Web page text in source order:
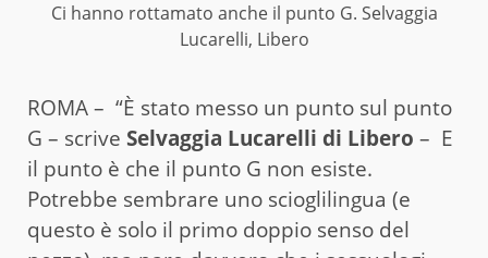
Ci hanno rottamato anche il punto G. Selvaggia
Lucarelli, Libero
ROMA – “È stato messo un punto sul punto
G – scrive Selvaggia Lucarelli di Libero – E
il punto è che il punto G non esiste.
Potrebbe sembrare uno scioglilingua (e
questo è solo il primo doppio senso del